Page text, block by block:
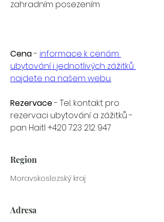
zahradním posezením
Cena - informace k cenám
ubytování i jednotlivých zážitků
najdete na našem webu.
Rezervace - Tel. kontakt pro
rezervaci ubytování a zážitků -
pan Haitl +420 723 212 947
Region
Moravskoslezský kraj
Adresa